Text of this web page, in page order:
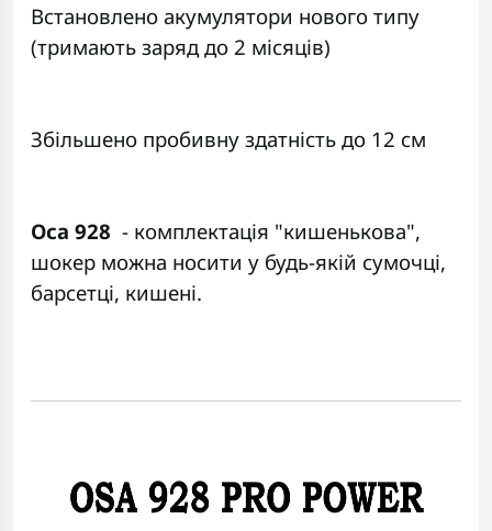
Встановлено акумулятори нового типу
(тримають заряд до 2 місяців)
Збільшено пробивну здатність до 12 см
Оса 928 - комплектація "кишенькова",
шокер можна носити у будь-якій сумочці,
барсетці, кишені.